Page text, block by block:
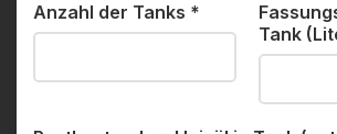
Anzahl der Tanks *
Tank